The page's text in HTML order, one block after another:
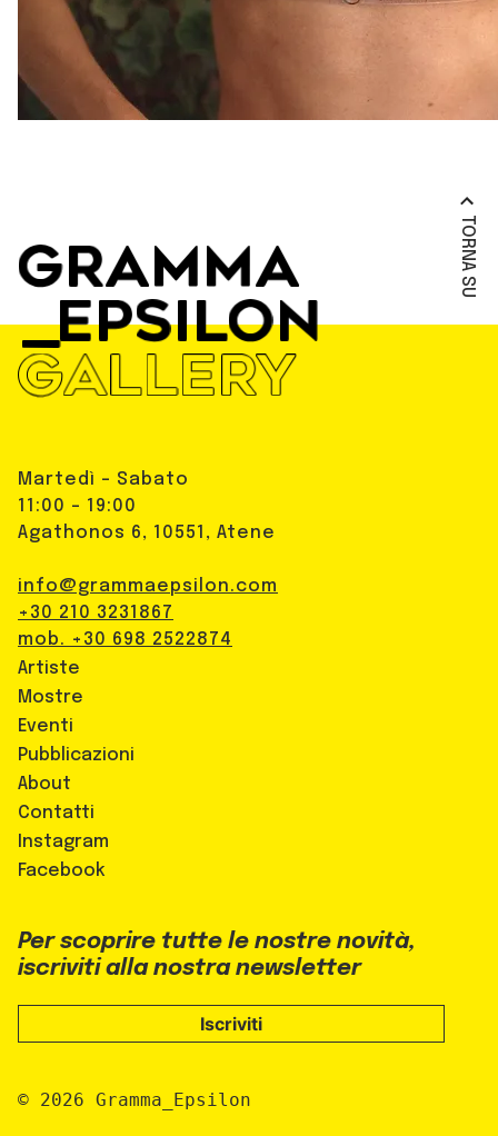
TORNA SU
Martedì - Sabato
11:00 - 19:00
Agathonos 6, 10551, Atene
info@grammaepsilon.com
+30 210 3231867
mob. +30 698 2522874
Artiste
Mostre
Eventi
Pubblicazioni
About
Contatti
Instagram
Facebook
Per scoprire tutte le nostre novità,
iscriviti alla nostra newsletter
Iscriviti
© 2026 Gramma_Epsilon